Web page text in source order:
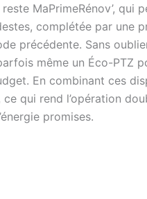
MaPrimeRénov’, qui
complétée par une
précédente. Sans
même un Éco-PTZ
En combinant ces
qui rend l’opération
promises.